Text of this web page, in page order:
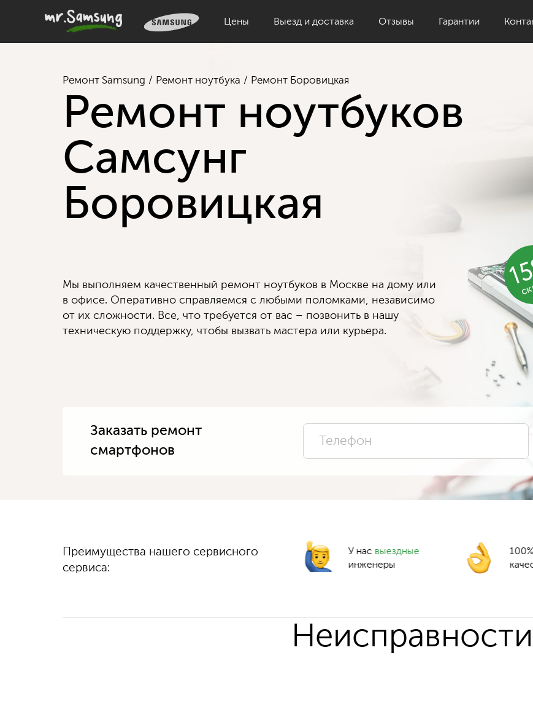
Цены Выезд и доставка Отзывы Гарантии
Ремонт Samsung Ремонт ноутбука Ремонт Боровицкая
Ремонт ноутбуков
Самсунг
Боровицкая
Мы выполняем качественный ремонт ноутбуков в Москве на дому или
в офисе. Оперативно справляемся с любыми поломками, независимо
от их сложности. Все, что требуется от вас – позвонить в нашу
техническую поддержку, чтобы вызвать мастера или курьера.
Заказать ремонт
смартфонов
Преимущества нашего сервисного
сервиса:
гарантируем
качество
выполняем быстро
У нас выездные
инженеры
Неисправности